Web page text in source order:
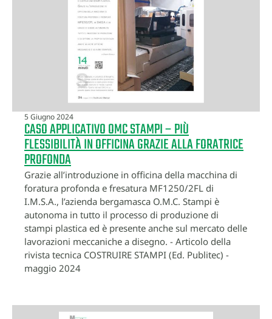
5 Giugno 2024
CASO APPLICATIVO OMC STAMPI – PIÙ
FLESSIBILITÀ IN OFFICINA GRAZIE ALLA FORATRICE
PROFONDA
Grazie all’introduzione in officina della macchina di
foratura profonda e fresatura MF1250/2FL di
I.M.S.A., l’azienda bergamasca O.M.C. Stampi è
autonoma in tutto il processo di produzione di
stampi plastica ed è presente anche sul mercato delle
lavorazioni meccaniche a disegno. - Articolo della
rivista tecnica COSTRUIRE STAMPI (Ed. Publitec) -
maggio 2024